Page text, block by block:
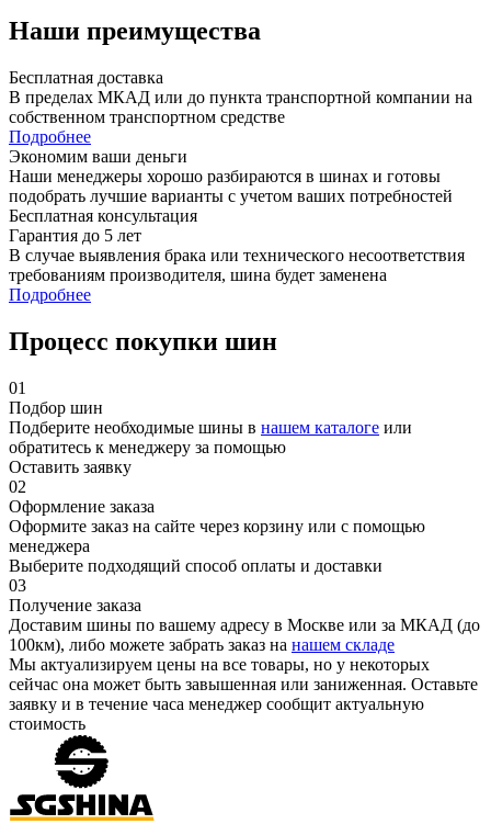
Наши преимущества
Бесплатная доставка
В пределах МКАД или до пункта транспортной компании на
собственном транспортном средстве
Подробнее
Экономим ваши деньги
Наши менеджеры хорошо разбираются в шинах и готовы
подобрать лучшие варианты с учетом ваших потребностей
Бесплатная консультация
Гарантия до 5 лет
В случае выявления брака или технического несоответствия
требованиям производителя, шина будет заменена
Подробнее
Процесс покупки шин
01
Подбор шин
Подберите необходимые шины в нашем каталоге или
обратитесь к менеджеру за помощью
Оставить заявку
02
Оформление заказа
Оформите заказ на сайте через корзину или с помощью
менеджера
Выберите подходящий способ оплаты и доставки
03
Получение заказа
Доставим шины по вашему адресу в Москве или за МКАД (до
100км), либо можете забрать заказ на нашем складе
Мы актуализируем цены на все товары, но у некоторых
сейчас она может быть завышенная или заниженная. Оставьте
заявку и в течение часа менеджер сообщит актуальную
стоимость